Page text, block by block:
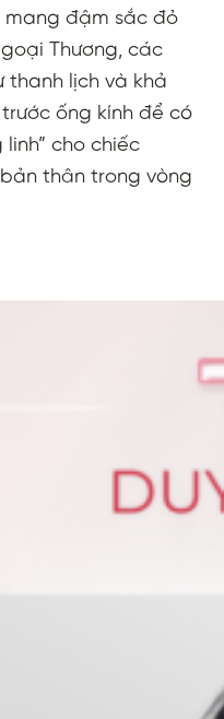
mang đậm sắc đỏ
Thương, các
thanh lịch và khả
ống kính để có
cho chiếc
thân trong vòng